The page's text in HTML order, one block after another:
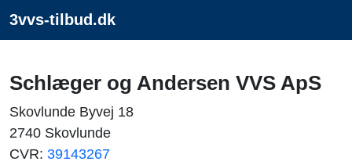
3vvs-tilbud.dk
Schlæger og Andersen VVS ApS
Skovlunde Byvej 18
2740 Skovlunde
CVR: 39143267